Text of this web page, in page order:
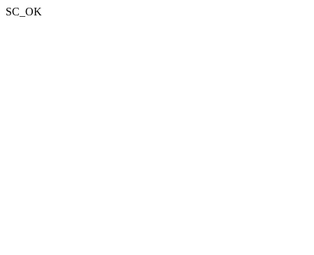
SC_OK